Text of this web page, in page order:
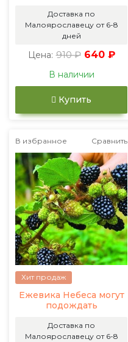
Доставка по
Малоярославецу от 6-8
дней
Цена: 910 ₽ 640 ₽
В наличии
Купить
В избранное Сравнить
Хит продаж
Ежевика Небеса могут
подождать
Доставка по
Малоярославецу от 6-8